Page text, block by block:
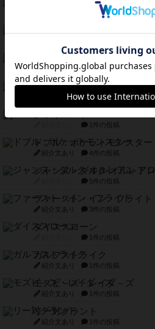
4件の投稿
紹介文あり 1件の投稿
クルティボ
紹介文なし 1件の投稿
1件の投稿
ドブル：ポケットモンスター
紹介文あり 4件の投稿
ジャンヌ・ダルク-オルレア
5件の投稿
ファースト・イン・フライト
紹介文あり 3件の投稿
ダイススローン
1件の投稿
ガルフストライク
紹介文あり 1件の投稿
モズビ－ズ・レイダ－ズ
紹介文あり 1件の投稿
リー対グラント
紹介文あり 1件の投稿